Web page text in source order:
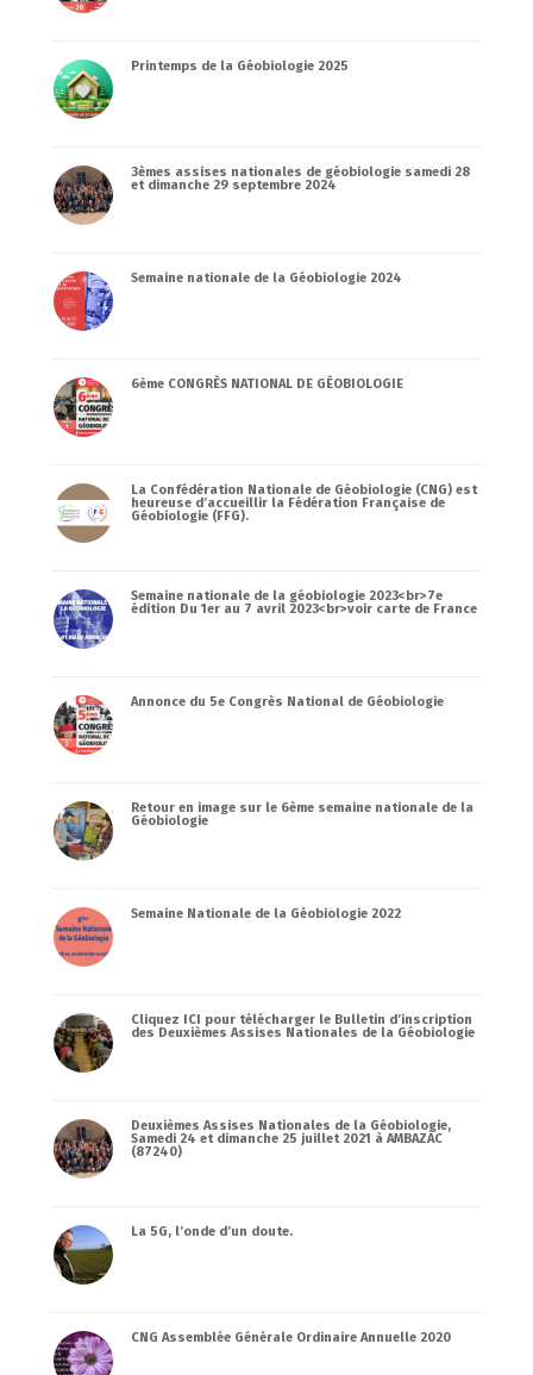
Printemps de la Géobiologie 2025
3èmes assises nationales de géobiologie samedi 28
et dimanche 29 septembre 2024
Semaine nationale de la Géobiologie 2024
6ème CONGRÈS NATIONAL DE GÉOBIOLOGIE
La Confédération Nationale de Géobiologie (CNG) est
heureuse d’accueillir la Fédération Française de
Géobiologie (FFG).
Semaine nationale de la géobiologie 2023<br>7e
édition Du 1er au 7 avril 2023<br>voir carte de France
Annonce du 5e Congrès National de Géobiologie
Retour en image sur le 6ème semaine nationale de la
Géobiologie
Semaine Nationale de la Géobiologie 2022
Cliquez ICI pour télécharger le Bulletin d’inscription
des Deuxièmes Assises Nationales de la Géobiologie
Deuxièmes Assises Nationales de la Géobiologie,
Samedi 24 et dimanche 25 juillet 2021 à AMBAZAC
(87240)
La 5G, l’onde d’un doute.
CNG Assemblée Générale Ordinaire Annuelle 2020